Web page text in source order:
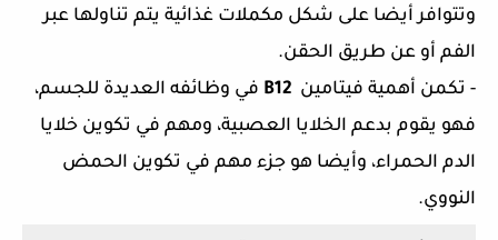
وتتوافر أيضا على شكل مكملات غذائية يتم تناولها عبر
الفم أو عن طريق الحقن.
- تكمن أهمية فيتامين B12 في وظائفه العديدة للجسم،
فهو يقوم بدعم الخلايا العصبية، ومهم في تكوين خلايا
الدم الحمراء، وأيضا هو جزء مهم في تكوين الحمض
النووي.